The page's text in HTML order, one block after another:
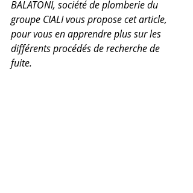
BALATONI, société de plomberie du
groupe CIALI vous propose cet article,
pour vous en apprendre plus sur les
différents procédés de recherche de
fuite.